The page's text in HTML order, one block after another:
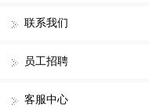
联系我们
员工招聘
客服中心